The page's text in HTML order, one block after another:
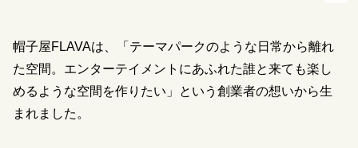
帽子屋FLAVAは、「テーマパークのような日常から離れ
た空間。エンターテイメントにあふれた誰と来ても楽し
めるような空間を作りたい」という創業者の想いから生
まれました。